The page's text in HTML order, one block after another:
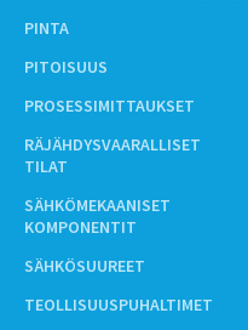
PINTA
PITOISUUS
PROSESSIMITTAUKSET
RÄJÄHDYSVAARALLISET
TILAT
SÄHKÖMEKAANISET
KOMPONENTIT
SÄHKÖSUUREET
TEOLLISUUSPUHALTIMET